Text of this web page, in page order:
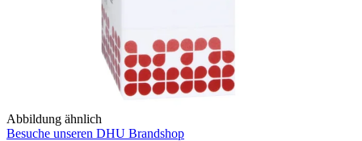
Abbildung ähnlich
Besuche unseren DHU Brandshop